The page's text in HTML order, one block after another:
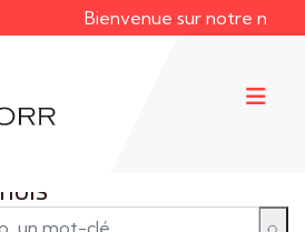
Bienvenue sur notre